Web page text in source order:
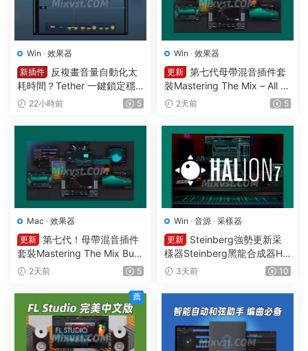
Win · 效果器
新插件
反複畫音量自動化太
耗時間？Tether 一鍵鎖定穩
定響度1可視化智能電平均衡
ones – Tether v 1.2.1 WIN
22小時前 5
Win · 效果器
更新 第七代母帶混音插件套
裝Mastering The Mix – All Pl
ugins Bundle v2026.08.03
2天前 5
Mac · 效果器
更新 第七代！母帶混音插件
套裝Mastering The Mix Bun
dle v2026.08.03 U2B MAC-
2天前 5
Win · 音源 · 采樣器
更新
Steinberg強勢更新采
樣器Steinberg黑龍合成器HA
Lion v7.5.0 WIN
3天前 10
薦